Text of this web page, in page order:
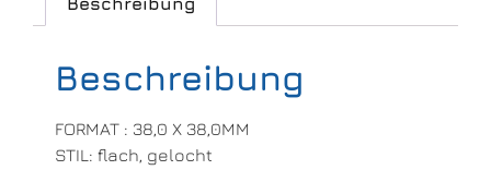
Beschreibung
FORMAT : 38,0 X 38,0MM
STIL: flach, gelocht